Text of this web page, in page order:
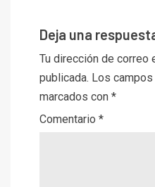
Deja una
Tu dirección de correo
publicada. Los
marcados con *
Comentario *